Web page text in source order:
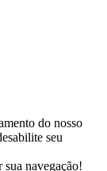
do nosso
seu
navegação!